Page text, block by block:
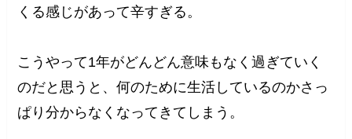
くる感じがあって辛すぎる。
こうやって1年がどんどん意味もなく過ぎていく
のだと思うと、何のために生活しているのかさっ
ぱり分からなくなってきてしまう。